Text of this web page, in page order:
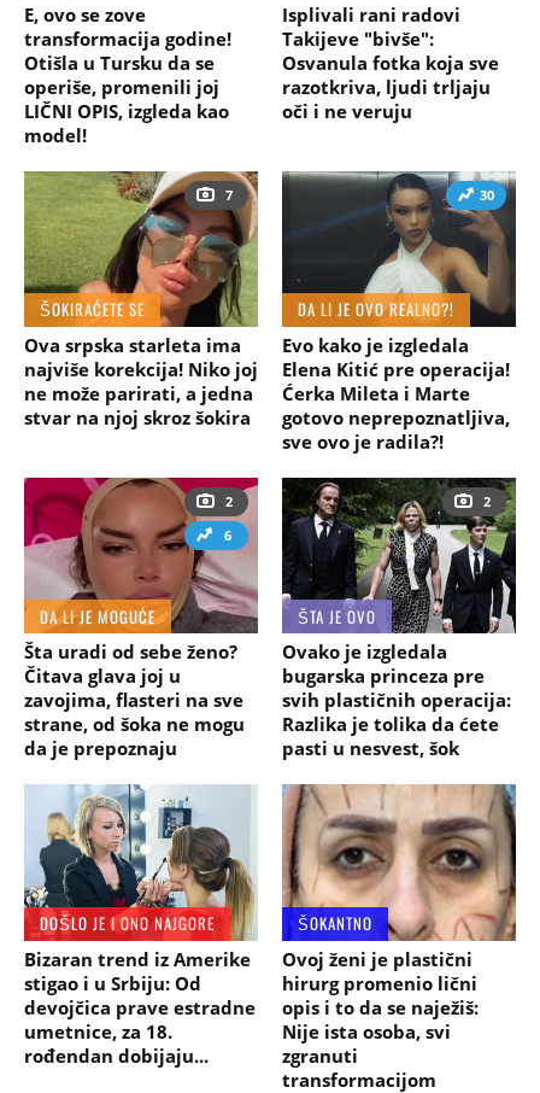
E, ovo se zove
transformacija godine!
Otišla u Tursku da se
operiše, promenili joj
LIČNI OPIS, izgleda kao
model!
Isplivali rani radovi
Takijeve "bivše":
Osvanula fotka koja sve
razotkriva, ljudi trljaju
oči i ne veruju
7
ŠOKIRAĆETE SE
Ova srpska starleta ima
najviše korekcija! Niko joj
ne može parirati, a jedna
stvar na njoj skroz šokira
30
DA LI JE OVO REALNO?!
Evo kako je izgledala
Elena Kitić pre operacija!
Ćerka Mileta i Marte
gotovo neprepoznatljiva,
sve ovo je radila?!
2
6
DA LI JE MOGUĆE
Šta uradi od sebe ženo?
Čitava glava joj u
zavojima, flasteri na sve
strane, od šoka ne mogu
da je prepoznaju
2
ŠTA JE OVO
Ovako je izgledala
bugarska princeza pre
svih plastičnih operacija:
Razlika je tolika da ćete
pasti u nesvest, šok
DOŠLO JE I ONO NAJGORE
Bizaran trend iz Amerike
stigao i u Srbiju: Od
devojčica prave estradne
umetnice, za 18.
rođendan dobijaju...
ŠOKANTNO
Ovoj ženi je plastični
hirurg promenio lični
opis i to da se naježiš:
Nije ista osoba, svi
zgranuti
transformacijom